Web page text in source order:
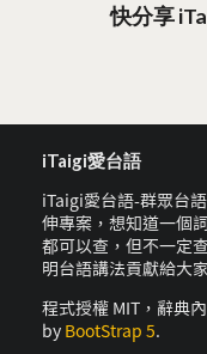
快分享
iTaigi愛台語
iTaigi愛台語-群眾台
伸專案，想知道一個
都可以查，但不一定
明台語講法貢獻給大
程式授權 MIT，辭典
by BootStrap 5.